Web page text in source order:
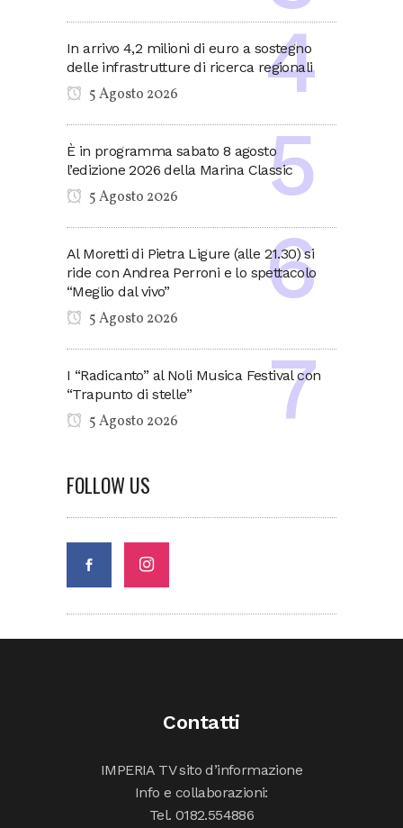
In arrivo 4,2 milioni di euro a sostegno
delle infrastrutture di ricerca regionali
5 Agosto 2026
È in programma sabato 8 agosto
l’edizione 2026 della Marina Classic
5 Agosto 2026
Al Moretti di Pietra Ligure (alle 21.30) si
ride con Andrea Perroni e lo spettacolo
“Meglio dal vivo”
5 Agosto 2026
I “Radicanto” al Noli Musica Festival con
“Trapunto di stelle”
5 Agosto 2026
FOLLOW US
Contatti
IMPERIA TV sito d’informazione
Info e collaborazioni:
Tel. 0182.554886